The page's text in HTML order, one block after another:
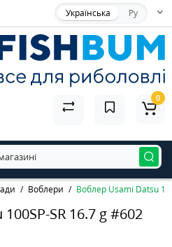
Українська Ру
0
Воблери Воблер Usami Datsu
SR 16.7 g #602